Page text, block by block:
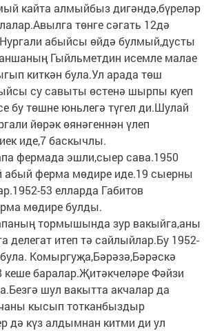
кайта алмыйбыз дигәндә,бүреләр
төнге сәгать 12дә
абыйсы өйдә булмый,дусты
Гыйльметдин исемле малае
киткән була.Ул арада төш
су савыты өстенә шырпы куеп
бу төшне юньлегә түгел ди.Шулай
йөрәк өянәгеннән үлеп
иде,7 баскычлы.
фермада эшли,сыер сава.1950
абый ферма мөдире иде.19 сыерны
53 елларда Габитов
мөдире булды.
тормышында зур вакыйга,аны
делегат итеп тә сайлыйлар.Бу 1952-
Комыргуҗа,Бәрәзә,Бәрәскә
баралар.Җитәкчеләре Фәйзи
шул вакытта акчалар да
кысып тотканбыздыр
дә күз алдымнан китми ди ул